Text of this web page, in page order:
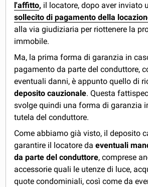
l'affitto, il locatore, dopo aver inviato
sollecito di pagamento della
alla via giudiziaria per riottenere la
immobile.
Ma, la prima forma di garanzia in
pagamento da parte del conduttore,
eventuali danni, è appunto quello di
deposito cauzionale. Questa
svolge quindi una forma di garanzia
tutela del conduttore.
Come abbiamo già visto, il deposito
garantire il locatore daeventuali
da parte del conduttore, comprese
accessorie quali le utenze di luce,
quote condominiali, così come da